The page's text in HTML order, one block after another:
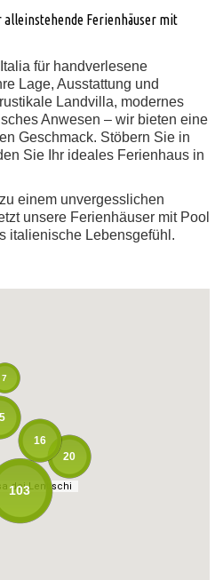
alleinstehende Ferienhäuser mit
für handverlesene
Lage, Ausstattung und
Landvilla, modernes
Anwesen – wir bieten eine
Geschmack. Stöbern Sie in
Sie Ihr ideales Ferienhaus in
einem unvergesslichen
unsere Ferienhäuser mit Pool
italienische Lebensgefühl.
dei Lentischi
20
103
16
dei Lentischi
7